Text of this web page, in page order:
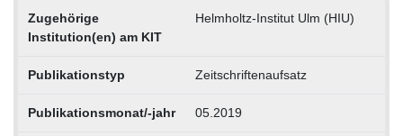
Zugehörige
Institution(en) am KIT
Helmholtz-Institut Ulm (HIU)
Publikationstyp Zeitschriftenaufsatz
Publikationsmonat/-jahr 05.2019